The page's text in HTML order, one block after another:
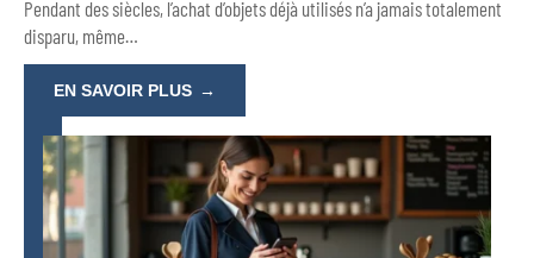
Pendant des siècles, l’achat d’objets déjà utilisés n’a jamais totalement
disparu, même…
EN SAVOIR PLUS